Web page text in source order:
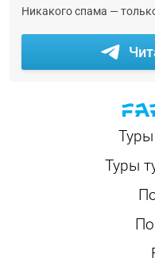
Никакого спама —
Туры